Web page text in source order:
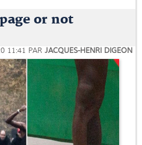
or not
11:41 PAR JACQUES-HENRI DIGEON